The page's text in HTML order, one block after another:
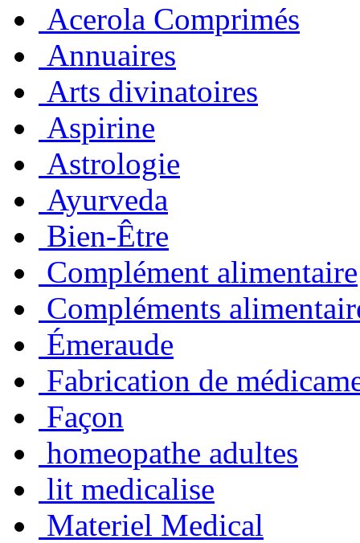
Acerola Comprimés
Annuaires
Arts divinatoires
Aspirine
Astrologie
Ayurveda
Bien-Être
Complément alimentaire
Compléments
Émeraude
Fabrication de
Façon
homeopathe adultes
lit medicalise
Materiel Medical